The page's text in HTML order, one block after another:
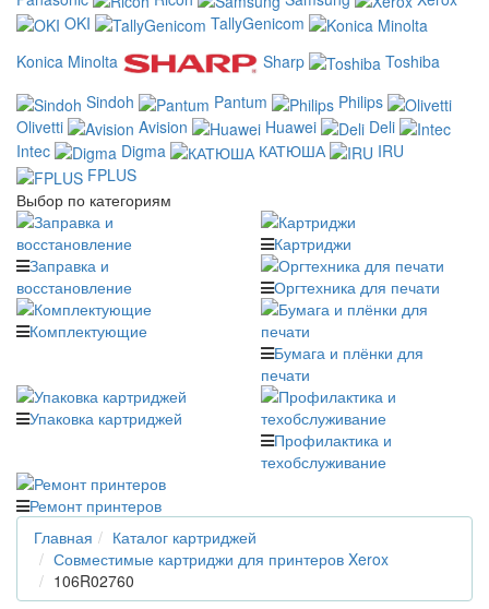
OKI
TallyGenicom
Konica Minolta
Sharp
Toshiba
Sindoh
Pantum
Philips
Olivetti
Avision Huawei
Deli
Intec
Digma КАТЮША
IRU
FPLUS
Выбор по категориям
Заправка и
восстановление
Картриджи
Оргтехника для печати
Комплектующие
Бумага и плёнки для
печати
Упаковка картриджей
Профилактика и
техобслуживание
Ремонт принтеров
Главная
Каталог картриджей
Совместимые картриджи для принтеров Xerox
106R02760